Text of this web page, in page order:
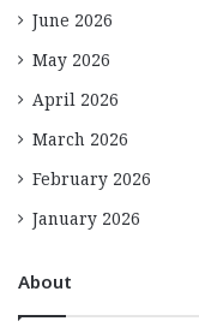
June 2026
May 2026
April 2026
March 2026
February 2026
January 2026
About